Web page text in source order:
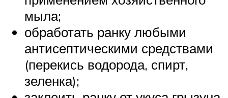
мыла;
обработать ранку любыми
антисептическими средствами
(перекись водорода, спирт,
зеленка);